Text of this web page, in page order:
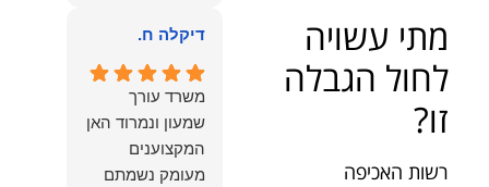
מתי עשויה
לחול הגבלה
זו?
רשות האכיפה
דיקלה ח.
משרד עורך
שמעון ונמרוד האן
המקצוענים
מעומק נשמתם